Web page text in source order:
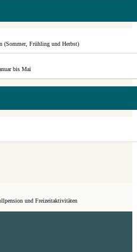
(Sommer, Frühling und Herbst)
bis Mai
und Freizeitaktivitäten